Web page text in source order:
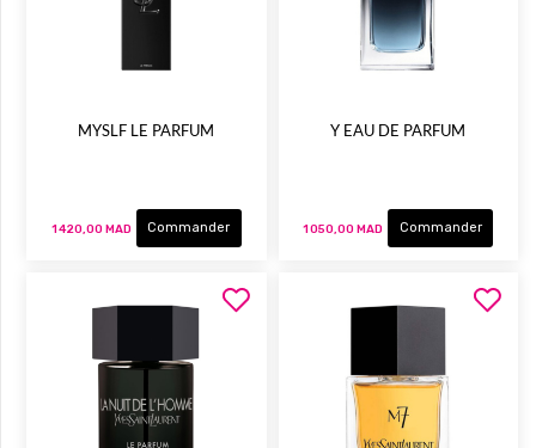
MYSLF LE PARFUM
1 420,00 MAD Commander
Y EAU DE PARFUM
1 050,00 MAD Commander